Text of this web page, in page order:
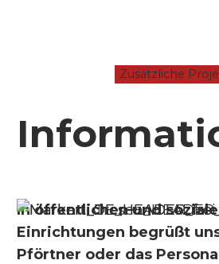
Zusätzliche
In öffentlichen und
Einrichtungen begrüßt
Pförtner oder das